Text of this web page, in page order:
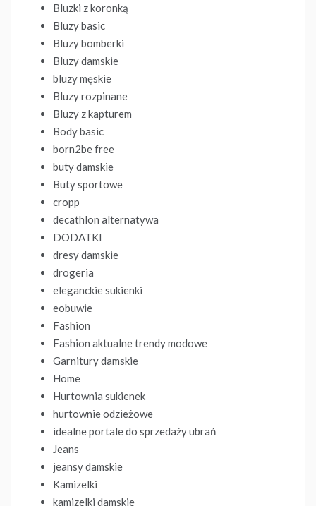
Bluzki z koronką
Bluzy basic
Bluzy bomberki
Bluzy damskie
bluzy męskie
Bluzy rozpinane
Bluzy z kapturem
Body basic
born2be free
buty damskie
Buty sportowe
cropp
decathlon alternatywa
DODATKI
dresy damskie
drogeria
eleganckie sukienki
eobuwie
Fashion
Fashion aktualne trendy modowe
Garnitury damskie
Home
Hurtownia sukienek
hurtownie odzieżowe
idealne portale do sprzedaży ubrań
Jeans
jeansy damskie
Kamizelki
kamizelki damskie